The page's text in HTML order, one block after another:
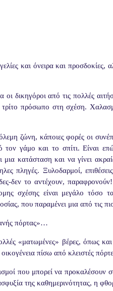
και όνειρα και
δικηγόροι από τις πολλές
πρόσωπο στη σχέση.
ζώνη, κάποιες φορές οι
τον γάμο και το σπίτι. Είναι
μια κατάσταση και να γίνει
πληγές. Ξυλοδαρμοί,
δεν το αντέχουν,
σχέσης είναι μεγάλο τόσο τα
που παραμένει μια από τις
πόρτας»…
«ματωμένες» βέρες, όπως
πίσω από κλειστές
που μπορεί να προκαλέσουν
της καθημερινότητας, η